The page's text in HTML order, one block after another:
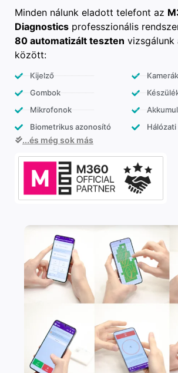
Minden nálunk eladott telefont az
Diagnostics professzionális
80 automatizált teszten
között:
Kijelző
Gombok
Mikrofonok
Biometrikus azonosító
Kamerák
...és még sok más